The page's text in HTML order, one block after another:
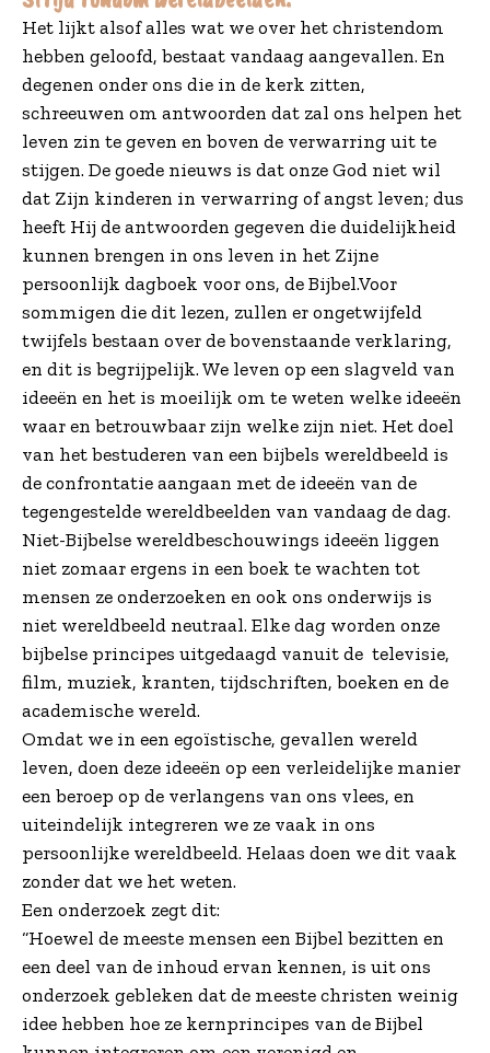
Het lijkt alsof alles wat we over het christendom
hebben geloofd, bestaat vandaag aangevallen. En
degenen onder ons die in de kerk zitten,
schreeuwen om antwoorden dat zal ons helpen het
leven zin te geven en boven de verwarring uit te
stijgen. De goede nieuws is dat onze God niet wil
dat Zijn kinderen in verwarring of angst leven; dus
heeft Hij de antwoorden gegeven die duidelijkheid
kunnen brengen in ons leven in het Zijne
persoonlijk dagboek voor ons, de Bijbel.Voor
sommigen die dit lezen, zullen er ongetwijfeld
twijfels bestaan over de bovenstaande verklaring,
en dit is begrijpelijk. We leven op een slagveld van
ideeën en het is moeilijk om te weten welke ideeën
waar en betrouwbaar zijn welke zijn niet. Het doel
van het bestuderen van een bijbels wereldbeeld is
de confrontatie aangaan met de ideeën van de
tegengestelde wereldbeelden van vandaag de dag.
Niet-Bijbelse wereldbeschouwings ideeën liggen
niet zomaar ergens in een boek te wachten tot
mensen ze onderzoeken en ook ons onderwijs is
niet wereldbeeld neutraal. Elke dag worden onze
bijbelse principes uitgedaagd vanuit de televisie,
film, muziek, kranten, tijdschriften, boeken en de
academische wereld.
Omdat we in een egoïstische, gevallen wereld
leven, doen deze ideeën op een verleidelijke manier
een beroep op de verlangens van ons vlees, en
uiteindelijk integreren we ze vaak in ons
persoonlijke wereldbeeld. Helaas doen we dit vaak
zonder dat we het weten.
Een onderzoek zegt dit:
“Hoewel de meeste mensen een Bijbel bezitten en
een deel van de inhoud ervan kennen, is uit ons
onderzoek gebleken dat de meeste christen weinig
idee hebben hoe ze kernprincipes van de Bijbel